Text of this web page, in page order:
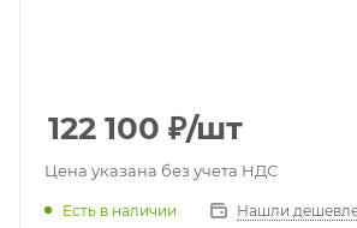
122 100 ₽/шт
Цена указана без учета НДС
Есть в наличии Нашли